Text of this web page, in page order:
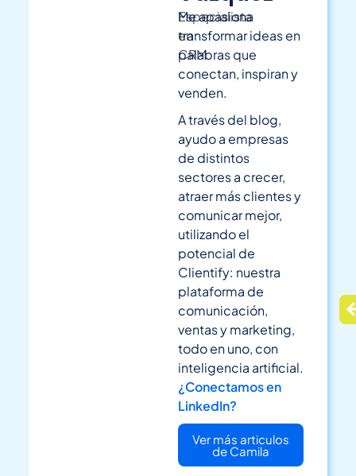
Especialista
en
CRM
Me apasiona
transformar ideas en
palabras que
conectan, inspiran y
venden.
A través del blog,
ayudo a empresas
de distintos
sectores a crecer,
atraer más clientes y
comunicar mejor,
utilizando el
potencial de
Clientify: nuestra
plataforma de
comunicación,
ventas y marketing,
todo en uno, con
inteligencia artificial.
¿Conectamos en
LinkedIn?
Ver más articulos
de Camila